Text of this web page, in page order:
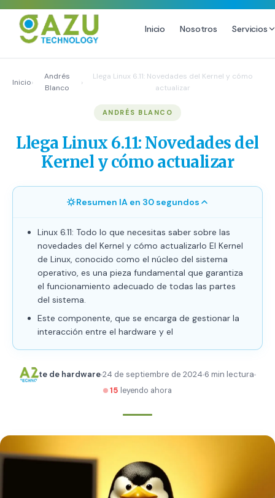
Inicio Nosotros Servicios
Email Marketing y SMS
Growth Youtube ↗
Producción de Videos
Inicio›
Andrés
Blanco
›
Llega Linux 6.11: Novedades del Kernel y cómo
actualizar
ANDRÉS BLANCO
Llega Linux 6.11: Novedades del
Kernel y cómo actualizar
Resumen IA en 30 segundos
Linux 6.11: Todo lo que necesitas saber sobre las
novedades del Kernel y cómo actualizarlo El Kernel
de Linux, conocido como el núcleo del sistema
operativo, es una pieza fundamental que garantiza
el funcionamiento adecuado de todas las partes
del sistema.
Este componente, que se encarga de gestionar la
interacción entre el hardware y el
te de hardware24 de septiembre de 2024 6 min lectura
15 leyendo ahora